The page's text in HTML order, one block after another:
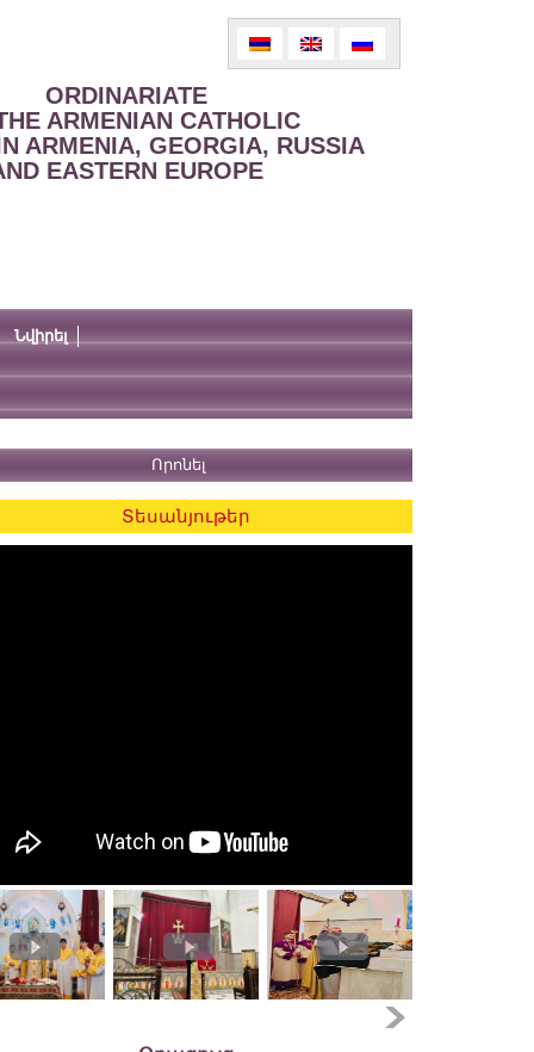
ORDINARIATE
ARMENIAN CATHOLIC
ARMENIA, GEORGIA, RUSSIA
EASTERN EUROPE
Նվիրել
Տեսանյութեր